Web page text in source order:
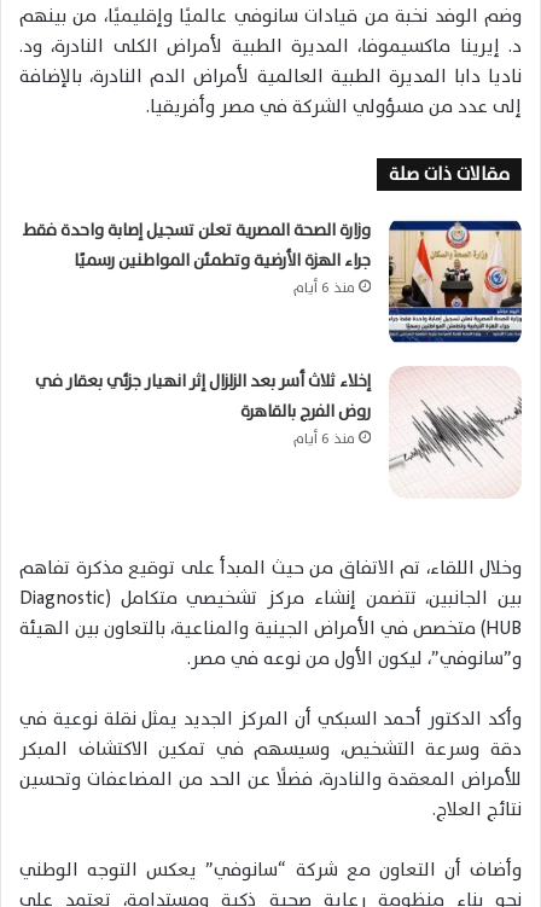
وضم الوفد نخبة من قيادات سانوفي عالميًا وإقليميًا، من بينهم
د. إيرينا ماكسيموفا، المديرة الطبية لأمراض الكلى النادرة، ود.
ناديا دابا المديرة الطبية العالمية لأمراض الدم النادرة، بالإضافة
إلى عدد من مسؤولي الشركة في مصر وأفريقيا.
مقالات ذات صلة
وزارة الصحة المصرية تعلن تسجيل إصابة واحدة فقط
جراء الهزة الأرضية وتطمئن المواطنين رسميًا
منذ 6 أيام
إخلاء ثلاث أسر بعد الزلزال إثر انهيار جزئي بعقار في
روض الفرج بالقاهرة
منذ 6 أيام
وخلال اللقاء، تم الاتفاق من حيث المبدأ على توقيع مذكرة تفاهم
بين الجانبين، تتضمن إنشاء مركز تشخيصي متكامل (Diagnostic
HUB) متخصص في الأمراض الجينية والمناعية، بالتعاون بين الهيئة
و”سانوفي”، ليكون الأول من نوعه في مصر.
وأكد الدكتور أحمد السبكي أن المركز الجديد يمثل نقلة نوعية في
دقة وسرعة التشخيص، وسيسهم في تمكين الاكتشاف المبكر
للأمراض المعقدة والنادرة، فضلًا عن الحد من المضاعفات وتحسين
نتائج العلاج.
وأضاف أن التعاون مع شركة “سانوفي” يعكس التوجه الوطني
نحو بناء منظومة رعاية صحية ذكية ومستدامة، تعتمد على